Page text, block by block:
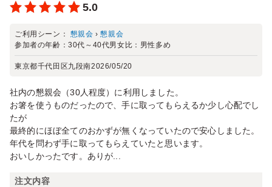
5.0
ご利用シーン： 懇親会 ›懇親会
参加者の年齢：30代～40代男女比： 男性多め
東京都千代田区九段南2026/05/20
社内の懇親会（30人程度）に利用しました。
お箸を使うものだったので、手に取ってもらえるか少し心配でし
たが
最終的にほぼ全てのおかずが無くなっていたので安心しました。
年代を問わず手に取ってもらえていたと思います。
おいしかったです。ありが...
注文内容